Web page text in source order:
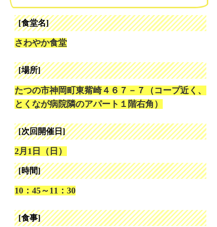
[食堂名]
さわやか食堂
[場所]
たつの市神岡町東觜崎４６７－７（コープ近く、
とくなが病院隣のアパート１階右角）
[次回開催日]
2月1日（日）
[時間]
10：45～11：30
[食事]